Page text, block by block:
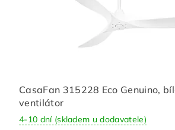
CasaFan 315228 Eco Genuino,
ventilátor
4-10 dní (skladem u dodavatele)